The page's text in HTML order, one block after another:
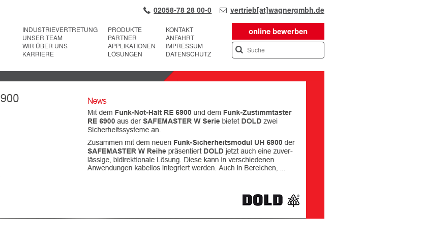
02058-78 28 00-0 vertrieb[at]wagnergmbh.de
online bewerben
INDUSTRIEVERTRETUNG
UNSER TEAM
WIR ÜBER UNS
KARRIERE
PRODUKTE
PARTNER
APPLIKATIONEN
LÖSUNGEN
KONTAKT
ANFAHRT
IMPRESSUM
DATENSCHUTZ